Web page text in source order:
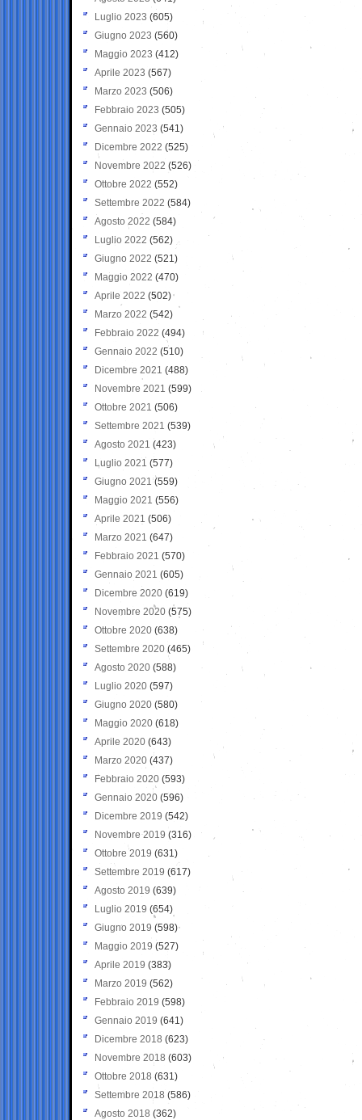
Luglio 2023 (605)
Giugno 2023 (560)
Maggio 2023 (412)
Aprile 2023 (567)
Marzo 2023 (506)
Febbraio 2023 (505)
Gennaio 2023 (541)
Dicembre 2022 (525)
Novembre 2022 (526)
Ottobre 2022 (552)
Settembre 2022 (584)
Agosto 2022 (584)
Luglio 2022 (562)
Giugno 2022 (521)
Maggio 2022 (470)
Aprile 2022 (502)
Marzo 2022 (542)
Febbraio 2022 (494)
Gennaio 2022 (510)
Dicembre 2021 (488)
Novembre 2021 (599)
Ottobre 2021 (506)
Settembre 2021 (539)
Agosto 2021 (423)
Luglio 2021 (577)
Giugno 2021(559)
Maggio 2021 (556)
Aprile 2021 (506)
Marzo 2021 (647)
Febbraio 2021 (570)
Gennaio 2021 (605)
Dicembre 2020 (619)
Novembre 2020 (575)
Ottobre 2020 (638)
Settembre 2020(465)
Agosto 2020 (588)
Luglio 2020 (597)
Giugno 2020 (580)
Maggio 2020 (618)
Aprile 2020 (643)
Marzo 2020 (437)
Febbraio 2020 (593)
Gennaio 2020 (596)
Dicembre 2019 (542)
Novembre 2019 (316)
Ottobre 2019 (631)
Settembre 2019 (617)
Agosto 2019 (639)
Luglio 2019 (654)
Giugno 2019 (598)
Maggio 2019 (527)
Aprile 2019 (383)
Marzo 2019 (562)
Febbraio 2019 (598)
Gennaio 2019 (641)
Dicembre 2018 (623)
Novembre 2018 (603)
Ottobre 2018 (631)
Settembre 2018 (586)
Agosto 2018 (362)